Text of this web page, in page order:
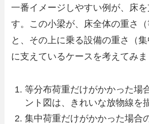
一番イメージしやすい例が、床
す。この小梁が、床全体の重さ（
と、その上に乗る設備の重さ（
に支えているケースを考えてみま
等分布荷重だけがかかった場
ント図は、きれいな放物線を
集中荷重だけがかかった場合